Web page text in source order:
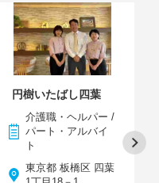
円樹いたばし四葉
介護職・ヘルパー /
パート・アルバイ
ト
東京都 板橋区 四葉